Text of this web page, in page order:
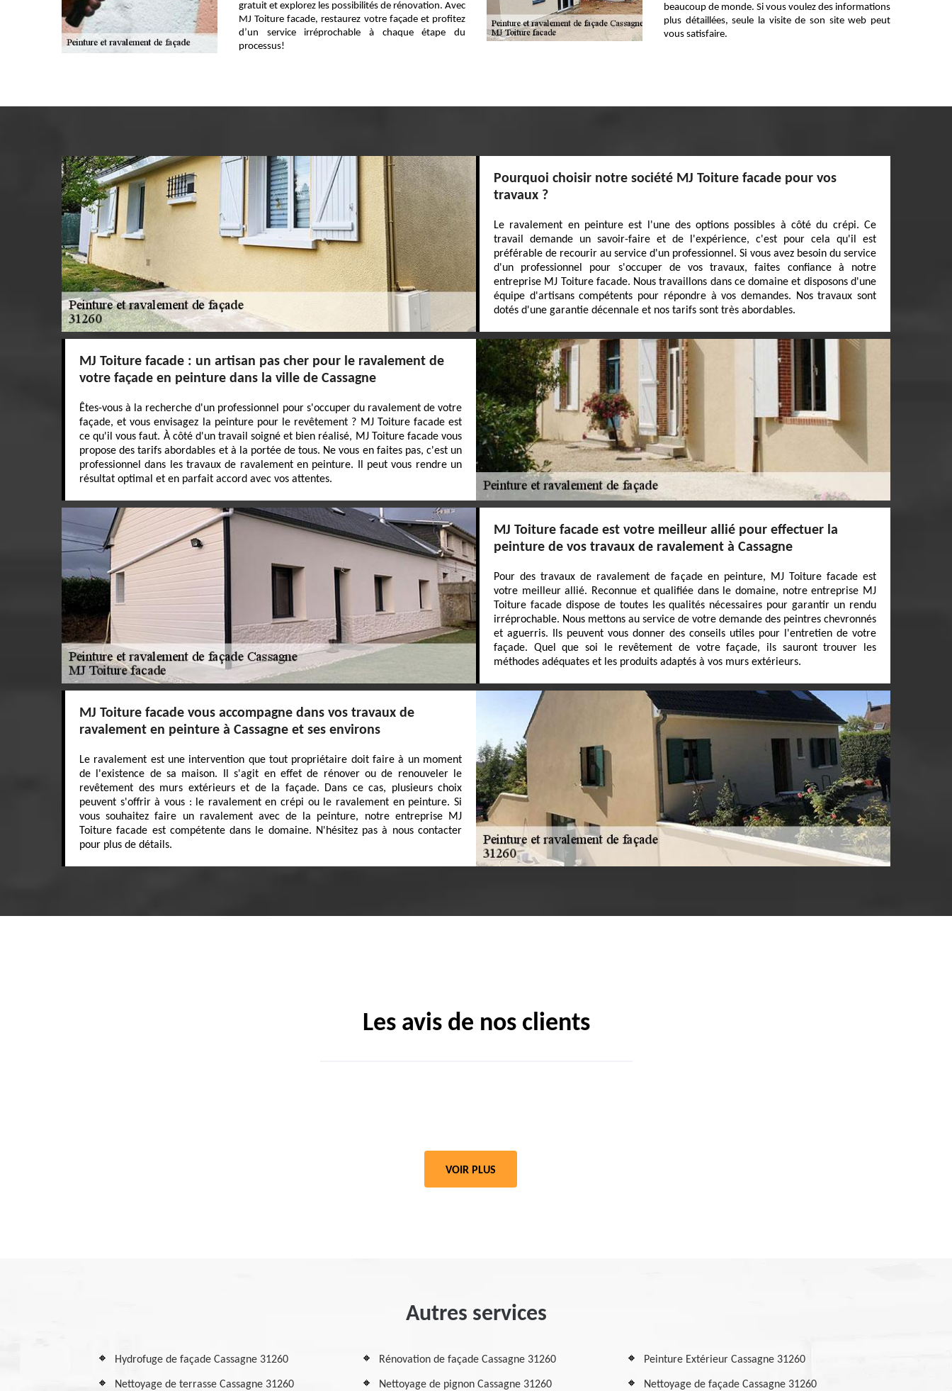
gratuit et explorez les possibilités de rénovation. Avec
MJ Toiture facade, restaurez votre façade et profitez
d’un service irréprochable à chaque étape du
processus!
beaucoup de monde. Si vous voulez des informations
plus détaillées, seule la visite de son site web peut
vous satisfaire.
Pourquoi choisir notre société MJ Toiture facade pour vos
travaux ?
Le ravalement en peinture est l'une des options possibles à côté du crépi. Ce
travail demande un savoir-faire et de l'expérience, c'est pour cela qu'il est
préférable de recourir au service d'un professionnel. Si vous avez besoin du service
d'un professionnel pour s'occuper de vos travaux, faites confiance à notre
entreprise MJ Toiture facade. Nous travaillons dans ce domaine et disposons d'une
équipe d'artisans compétents pour répondre à vos demandes. Nos travaux sont
dotés d'une garantie décennale et nos tarifs sont très abordables.
MJ Toiture facade : un artisan pas cher pour le ravalement de
votre façade en peinture dans la ville de Cassagne
Êtes-vous à la recherche d'un professionnel pour s'occuper du ravalement de votre
façade, et vous envisagez la peinture pour le revêtement ? MJ Toiture facade est
ce qu'il vous faut. À côté d'un travail soigné et bien réalisé, MJ Toiture facade vous
propose des tarifs abordables et à la portée de tous. Ne vous en faites pas, c'est un
professionnel dans les travaux de ravalement en peinture. Il peut vous rendre un
résultat optimal et en parfait accord avec vos attentes.
MJ Toiture facade est votre meilleur allié pour effectuer la
peinture de vos travaux de ravalement à Cassagne
Pour des travaux de ravalement de façade en peinture, MJ Toiture facade est
votre meilleur allié. Reconnue et qualifiée dans le domaine, notre entreprise MJ
Toiture facade dispose de toutes les qualités nécessaires pour garantir un rendu
irréprochable. Nous mettons au service de votre demande des peintres chevronnés
et aguerris. Ils peuvent vous donner des conseils utiles pour l'entretien de votre
façade. Quel que soi le revêtement de votre façade, ils sauront trouver les
méthodes adéquates et les produits adaptés à vos murs extérieurs.
MJ Toiture facade vous accompagne dans vos travaux de
ravalement en peinture à Cassagne et ses environs
Le ravalement est une intervention que tout propriétaire doit faire à un moment
de l'existence de sa maison. Il s'agit en effet de rénover ou de renouveler le
revêtement des murs extérieurs et de la façade. Dans ce cas, plusieurs choix
peuvent s'offrir à vous : le ravalement en crépi ou le ravalement en peinture. Si
vous souhaitez faire un ravalement avec de la peinture, notre entreprise MJ
Toiture facade est compétente dans le domaine. N'hésitez pas à nous contacter
pour plus de détails.
Les avis de nos clients
VOIR PLUS
Autres services
Hydrofuge de façade Cassagne 31260 Rénovation de façade Cassagne 31260 Peinture Extérieur Cassagne 31260
Nettoyage de terrasse Cassagne 31260 Nettoyage de pignon Cassagne 31260 Nettoyage de façade Cassagne 31260